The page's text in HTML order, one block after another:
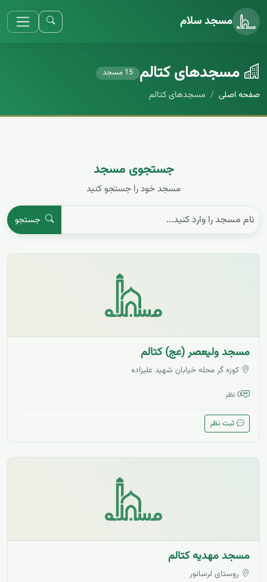
مسجد سلام
مسجد‌های کتالم 15 مسجد
صفحه اصلی مسجد‌های کتالم
جستجوی مسجد
مسجد خود را جستجو کنید
جستجو
مسجد ولیعصر (عج) کتالم
کوزه گر محله خیابان شهید علیزاده
0 نظر
ثبت نظر
مسجد مهدیه کتالم
روستای لرسانور